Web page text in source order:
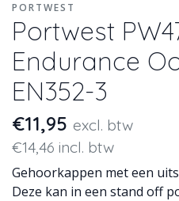
PORTWEST
Portwest
Endurance
EN352-3
€11,95 excl. btw
€14,46 incl. btw
Gehoorkappen met een
Deze kan in een stand off